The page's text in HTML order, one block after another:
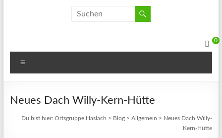
0
Neues Dach Willy-Kern-Hütte
Du bist hier:Ortsgruppe Haslach > Blog >Allgemein > Neues Dach Willy-
Kern-Hütte